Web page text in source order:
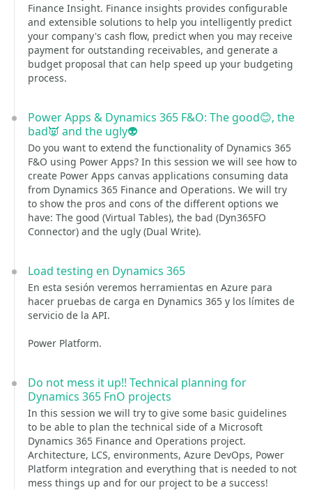
Finance Insight. Finance insights provides configurable
and extensible solutions to help you intelligently predict
your company's cash flow, predict when you may receive
payment for outstanding receivables, and generate a
budget proposal that can help speed up your budgeting
process.
Power Apps & Dynamics 365 F&O: The good😊, the
bad👿 and the ugly👽
Do you want to extend the functionality of Dynamics 365
F&O using Power Apps? In this session we will see how to
create Power Apps canvas applications consuming data
from Dynamics 365 Finance and Operations. We will try
to show the pros and cons of the different options we
have: The good (Virtual Tables), the bad (Dyn365FO
Connector) and the ugly (Dual Write).
Load testing en Dynamics 365
En esta sesión veremos herramientas en Azure para
hacer pruebas de carga en Dynamics 365 y los límites de
servicio de la API.
Power Platform.
Do not mess it up!! Technical planning for
Dynamics 365 FnO projects
In this session we will try to give some basic guidelines
to be able to plan the technical side of a Microsoft
Dynamics 365 Finance and Operations project.
Architecture, LCS, environments, Azure DevOps, Power
Platform integration and everything that is needed to not
mess things up and for our project to be a success!